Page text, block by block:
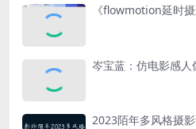
《flowmotion延时
岑宝蓝：仿电影感人
2023陌年多风格摄